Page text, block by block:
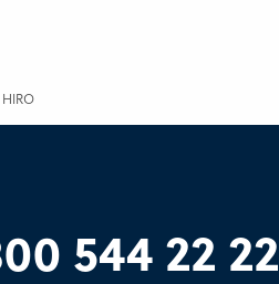
544 22 22